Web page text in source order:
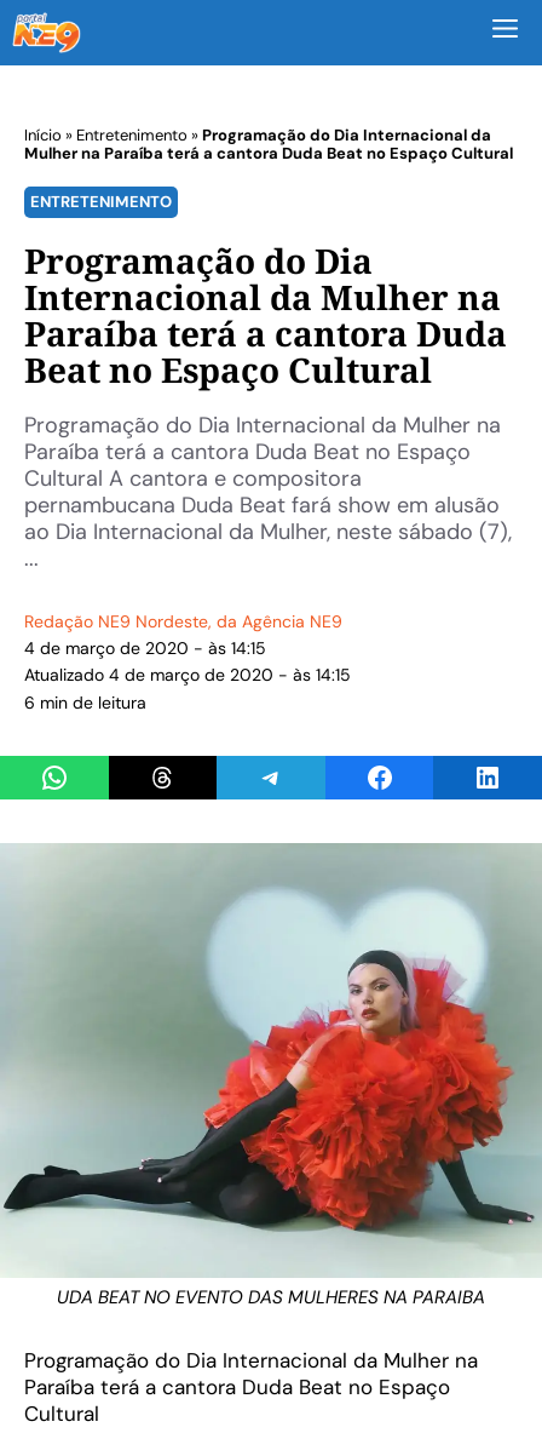
Início » Entretenimento »Programação do Dia Internacional da
Mulher na Paraíba terá a cantora Duda Beat no Espaço Cultural
ENTRETENIMENTO
Programação do Dia
Internacional da Mulher na
Paraíba terá a cantora Duda
Beat no Espaço Cultural
Programação do Dia Internacional da Mulher na
Paraíba terá a cantora Duda Beat no Espaço
Cultural A cantora e compositora
pernambucana Duda Beat fará show em alusão
ao Dia Internacional da Mulher, neste sábado (7),
...
Redação NE9 Nordeste, da Agência NE9
4 de março de 2020 - às 14:15
Atualizado 4 de março de 2020 - às 14:15
6 min de leitura
Share on WhatsAppShare on ThreadsShare on TelegramShare on Facebook
UDA BEAT NO EVENTO DAS MULHERES NA PARAIBA
Programação do Dia Internacional da Mulher na
Paraíba terá a cantora Duda Beat no Espaço
Cultural